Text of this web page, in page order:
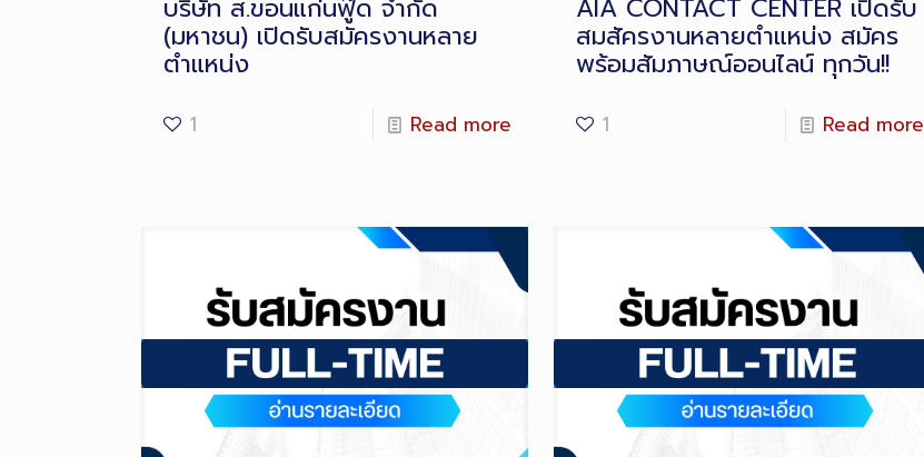
บริษัท ส.ขอนแก่นฟู๊ด จำกัด
(มหาชน) เปิดรับสมัครงานหลาย
ตำแหน่ง
1 Read more
AIA CONTACT CENTER เปิดรับ
สมสัครงานหลายตำแหน่ง สมัคร
พร้อมสัมภาษณ์ออนไลน์ ทุกวัน!!
1 Read more